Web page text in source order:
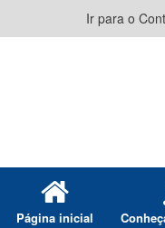
Ir para o
Página inicial